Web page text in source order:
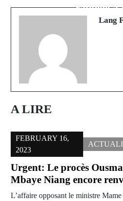
rappelé à
Lang
A LIRE
FEBRUARY 16,
2023
Urgent: Le procès
Mbaye Niang encore
L’affaire opposant le ministre